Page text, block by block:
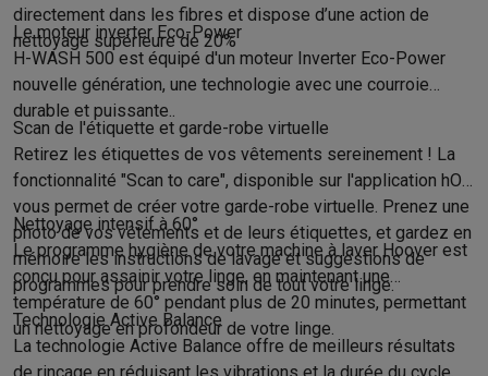
Audio domestique Radios & réveilsTourne-disqueChaînes hifi
Navigation DashcamsGPSCoyote
Accessoires TV & audioSupportsCâblesLecteurs
Appareils photoAppareils photo numériquesAppareils photo
VidéoGoProAction camsDronesCaméscopes
Accessoires photoHousses de transport Flashs & filtres
Téléphonie & montres connectées
GSM SmartphonesApple iPhoneSmartphones SamsungGSM
ReconditionnéSmartphones reconditionnésRachat
Protection GSMCoques iPhoneCoques SamsungToutes les
Montres connectéesMontres connectéesTrackers d’activité
Chargeurs GSMChargeurs et câblesChargeurs sans filCâbles
Accessoires GSMAirTags & traceurs GPSÉcouteurs sans fil
Téléphones fixesTéléphones fixesTalkie walkieBabyphones
directement dans les fibres et dispose d’une action de
nettoyage supérieure de 20%
Le moteur inverter Eco-Power
H-WASH 500 est équipé d'un moteur Inverter Eco-Power
nouvelle génération, une technologie avec une courroie
durable et puissante..
Scan de l'étiquette et garde-robe virtuelle
Retirez les étiquettes de vos vêtements sereinement ! La
fonctionnalité "Scan to care", disponible sur l'application hOn,
vous permet de créer votre garde-robe virtuelle. Prenez une
photo de vos vêtements et de leurs étiquettes, et gardez en
mémoire les instructions de lavage et suggestions de
programmes pour prendre soin de tout votre linge.
Nettoyage intensif à 60°
Le programme hygiène de votre machine à laver Hoover est
conçu pour assainir votre linge, en maintenant une
température de 60° pendant plus de 20 minutes, permettant
un nettoyage en profondeur de votre linge.
Technologie Active Balance
La technologie Active Balance offre de meilleurs résultats